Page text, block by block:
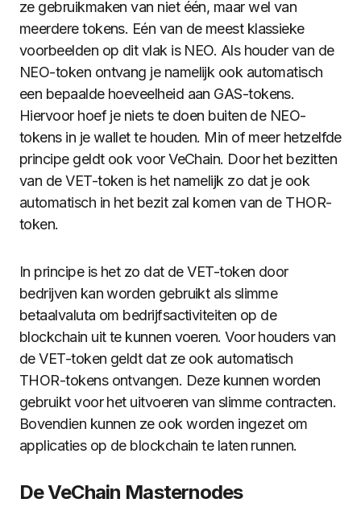
ze gebruikmaken van niet één, maar wel van
meerdere tokens. Eén van de meest klassieke
voorbeelden op dit vlak is NEO. Als houder van de
NEO-token ontvang je namelijk ook automatisch
een bepaalde hoeveelheid aan GAS-tokens.
Hiervoor hoef je niets te doen buiten de NEO-
tokens in je wallet te houden. Min of meer hetzelfde
principe geldt ook voor VeChain. Door het bezitten
van de VET-token is het namelijk zo dat je ook
automatisch in het bezit zal komen van de THOR-
token.
In principe is het zo dat de VET-token door
bedrijven kan worden gebruikt als slimme
betaalvaluta om bedrijfsactiviteiten op de
blockchain uit te kunnen voeren. Voor houders van
de VET-token geldt dat ze ook automatisch
THOR-tokens ontvangen. Deze kunnen worden
gebruikt voor het uitvoeren van slimme contracten.
Bovendien kunnen ze ook worden ingezet om
applicaties op de blockchain te laten runnen.
De VeChain Masternodes